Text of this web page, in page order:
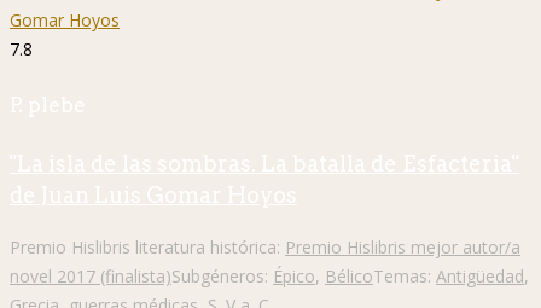
7.8
P. plebe
"La isla de las sombras. La batalla de Esfacteria"
de Juan Luis Gomar Hoyos
Premio Hislibris literatura histórica: Premio Hislibris mejor autor/a
novel 2017 (finalista)Subgéneros: Épico, BélicoTemas: Antigüedad,